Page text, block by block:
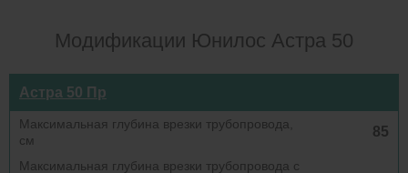
Модификации Юнилос Астра 50
Астра 50 Пр
85